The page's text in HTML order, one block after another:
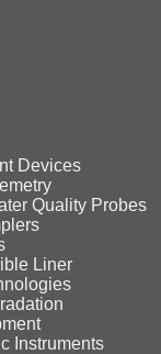
Devices
Quality Probes
Liner
Instruments